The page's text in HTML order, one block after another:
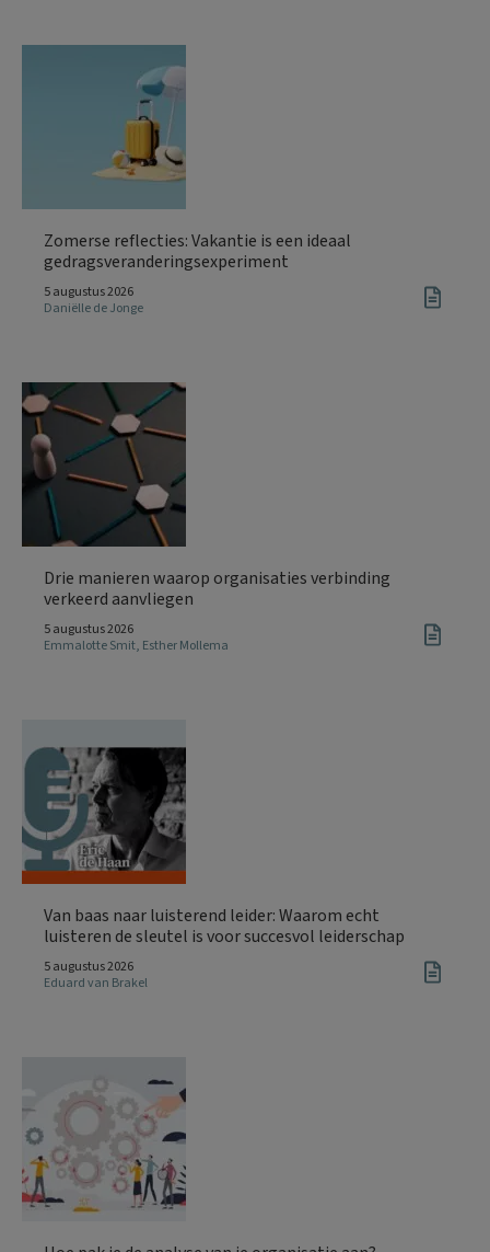
Zomerse reflecties: Vakantie is een ideaal
gedragsveranderingsexperiment
5 augustus 2026
Daniëlle de Jonge
Drie manieren waarop organisaties verbinding
verkeerd aanvliegen
5 augustus 2026
Emmalotte Smit, Esther Mollema
Van baas naar luisterend leider: Waarom echt
luisteren de sleutel is voor succesvol leiderschap
5 augustus 2026
Eduard van Brakel